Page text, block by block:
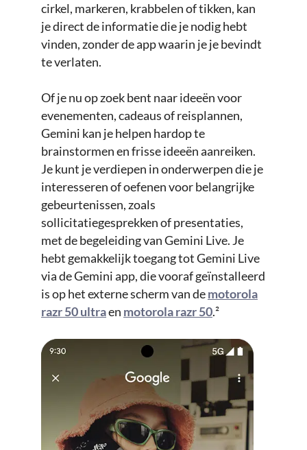
cirkel, markeren, krabbelen of tikken, kan
je direct de informatie die je nodig hebt
vinden, zonder de app waarin je je bevindt
te verlaten.
Of je nu op zoek bent naar ideeën voor
evenementen, cadeaus of reisplannen,
Gemini kan je helpen hardop te
brainstormen en frisse ideeën aanreiken.
Je kunt je verdiepen in onderwerpen die je
interesseren of oefenen voor belangrijke
gebeurtenissen, zoals
sollicitatiegesprekken of presentaties,
met de begeleiding van Gemini Live. Je
hebt gemakkelijk toegang tot Gemini Live
via de Gemini app, die vooraf geïnstalleerd
is op het externe scherm van demotorola
razr 50 ultraen motorola razr 50.²